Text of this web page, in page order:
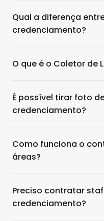
Qual a diferença
credenciamento?
O que é o Coletor de
É possível tirar foto
credenciamento?
Como funciona o
áreas?
Preciso contratar
credenciamento?